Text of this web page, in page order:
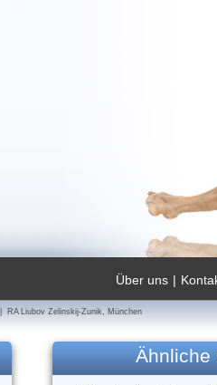
|
Über uns
Liubov Zelinskij-Zunik, München
Ähnliche